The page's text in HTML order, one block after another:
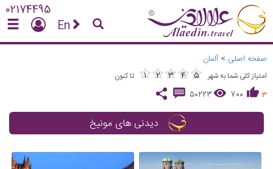
02174495
En
صفحه اصلی > آلمان
امتیاز کلی شما به شهر ★
1 ★
2 ★
3 ★
4 ★
5
★★★★★
تا کنون
3
700
50223
دیدنی های مونیخ